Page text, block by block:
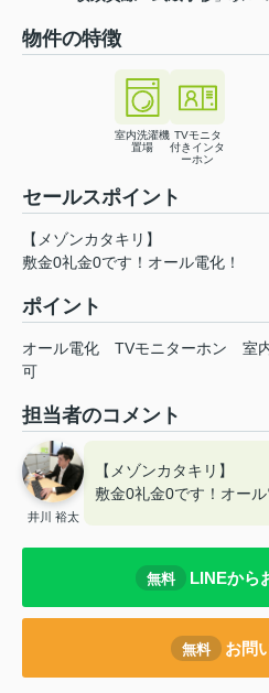
物件の特徴
室内洗濯機
置場
TVモニタ
付きインタ
ーホン
セールスポイント
【メゾンカタキリ】
敷金0礼金0です！オール電化！
ポイント
オール電化 TVモニターホン 室
可
担当者のコメント
井川 裕太
【メゾンカタキリ】
敷金0礼金0です！オール
無料 LINEから
無料 お問